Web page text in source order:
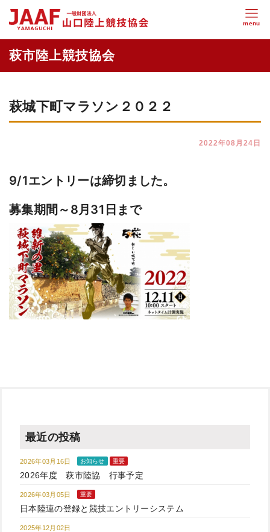
萩城下町マラソン２０２２
2022年08月24日
9/1エントリーは締切ました。
募集期間～8月31日まで
最近の投稿
2026年03月16日 お知らせ 重要
2026年度 萩市陸協 行事予定
2026年03月05日 重要
日本陸連の登録と競技エントリーシステム
2025年12月02日